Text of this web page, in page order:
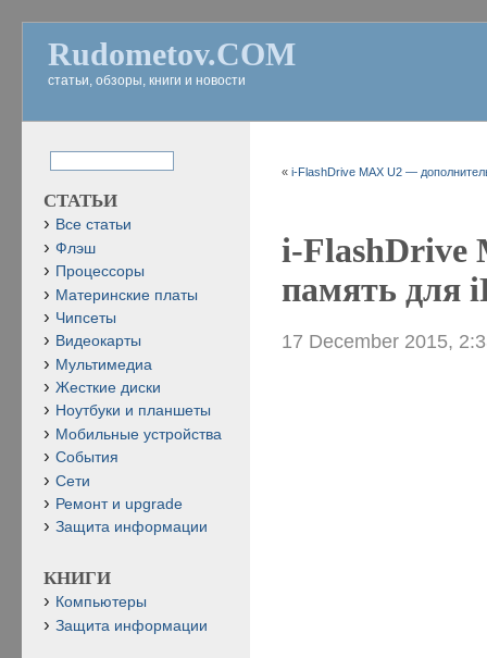
Rudometov.COM
статьи, обзоры, книги и новости
«i-FlashDrive MAX U2 —
i-FlashDrive
память для
17 December 2015,
СТАТЬИ
Все статьи
Флэш
Процессоры
Материнские платы
Чипсеты
Видеокарты
Мультимедиа
Жесткие диски
Ноутбуки и планшеты
Мобильные устройства
События
Сети
Ремонт и upgrade
Защита информации
КНИГИ
Компьютеры
Защита информации